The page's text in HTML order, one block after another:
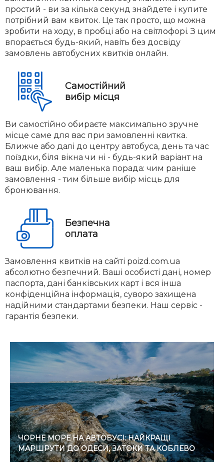
простий - ви за кілька секунд знайдете і купите
потрібний вам квиток. Це так просто, що можна
зробити на ходу, в пробці або на світлофорі. З цим
впорається будь-який, навіть без досвіду
замовлень автобусних квитків онлайн.
Самостійний
вибір місця
Ви самостійно обираєте максимально зручне
місце саме для вас при замовленні квитка.
Ближче або далі до центру автобуса, день та час
поїздки, біля вікна чи ні - будь-який варіант на
ваш вибір. Але маленька порада: чим раніше
замовлення - тим більше вибір місць для
бронювання.
Безпечна
оплата
Замовлення квитків на сайті poizd.com.ua
абсолютно безпечний. Ваші особисті дані, номер
паспорта, дані банківських карт і вся інша
конфіденційна інформація, суворо захищена
надійними стандартами безпеки. Наш сервіс -
гарантія безпеки.
ЧОРНЕ МОРЕ НА АВТОБУСІ: НАЙКРАЩІ
МАРШРУТИ ДО ОДЕСИ, ЗАТОКИ ТА КОБЛЕВО